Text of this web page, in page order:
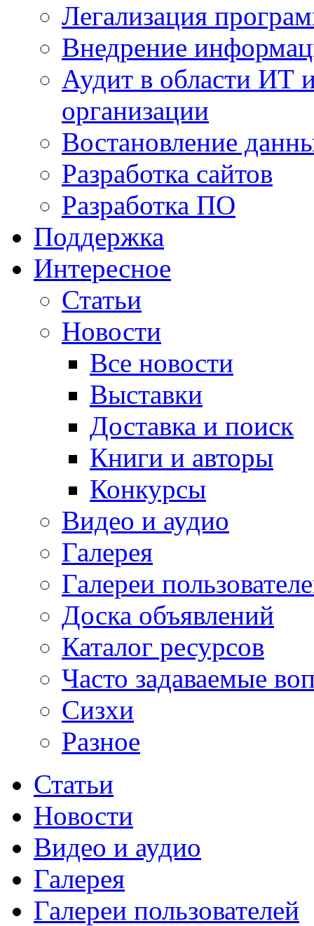
Легализация
Внедрение
Аудит в области ИТ
организации
Востановление
Разработка сайтов
Разработка ПО
Поддержка
Интересное
Статьи
Новости
Все новости
Выставки
Доставка и поиск
Книги и авторы
Конкурсы
Видео и аудио
Галерея
Галереи
Доска объявлений
Каталог ресурсов
Часто задаваемые
Сизхи
Разное
Статьи
Новости
Видео и аудио
Галерея
Галереи пользователей